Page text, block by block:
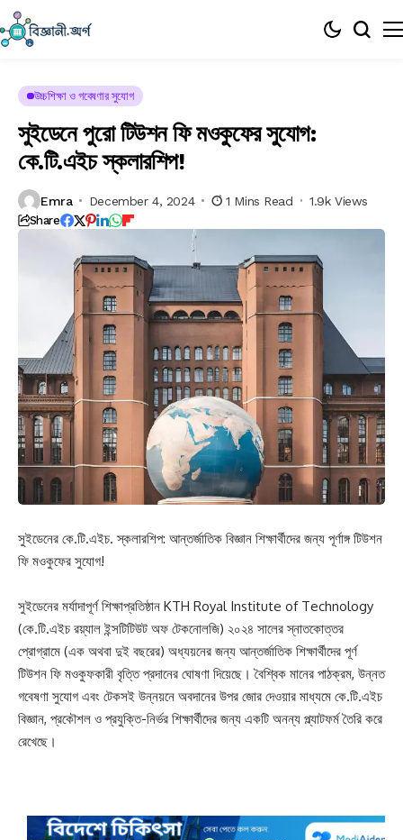
উচ্চশিক্ষা ও গবেষণার সুযোগ
সুইডেনে পুরো টিউশন ফি মওকুফের সুযোগ:
কে.টি.এইচ স্কলারশিপ!
Emra December 4, 2024 1 Mins Read 1.9k Views
Share
সুইডেনের কে.টি.এইচ. স্কলারশিপ: আন্তর্জাতিক বিজ্ঞান শিক্ষার্থীদের জন্য পূর্ণাঙ্গ টিউশন
ফি মওকুফের সুযোগ!
সুইডেনের মর্যাদাপূর্ণ শিক্ষাপ্রতিষ্ঠান KTH Royal Institute of Technology
(কে.টি.এইচ রয়্যাল ইন্সটিটিউট অফ টেকনোলজি) ২০২৪ সালের স্নাতকোত্তর
প্রোগ্রামে (এক অথবা দুই বছরের) অধ্যয়নের জন্য আন্তর্জাতিক শিক্ষার্থীদের পূর্ণ
টিউশন ফি মওকুফকারী বৃত্তি প্রদানের ঘোষণা দিয়েছে। বৈশ্বিক মানের পাঠক্রম, উন্নত
গবেষণা সুযোগ এবং টেকসই উন্নয়নে অবদানের উপর জোর দেওয়ার মাধ্যমে কে.টি.এইচ
বিজ্ঞান, প্রকৌশল ও প্রযুক্তি-নির্ভর শিক্ষার্থীদের জন্য একটি অনন্য প্ল্যাটফর্ম তৈরি করে
রেখেছে।